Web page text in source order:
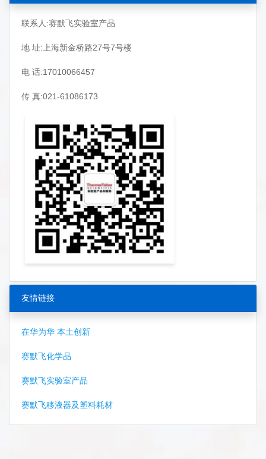
联系人:赛默飞实验室产品
地 址:上海新金桥路27号7号楼
电 话:17010066457
传 真:021-61086173
友情链接
在华为华 本土创新
赛默飞化学品
赛默飞实验室产品
赛默飞移液器及塑料耗材